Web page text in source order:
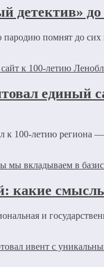
до
пародию помнят до
единый
к 100-летию
какие
и